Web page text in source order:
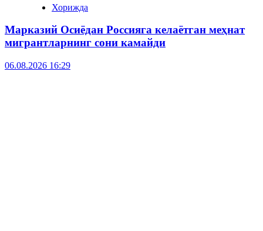
Хорижда
Марказий Осиёдан Россияга келаётган меҳнат
мигрантларнинг сони камайди
06.08.2026 16:29